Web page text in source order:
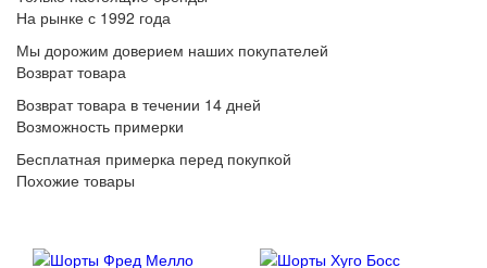
На рынке с 1992 года
Мы дорожим доверием наших покупателей
Возврат товара
Возврат товара в течении 14 дней
Возможность примерки
Бесплатная примерка перед покупкой
Похожие товары